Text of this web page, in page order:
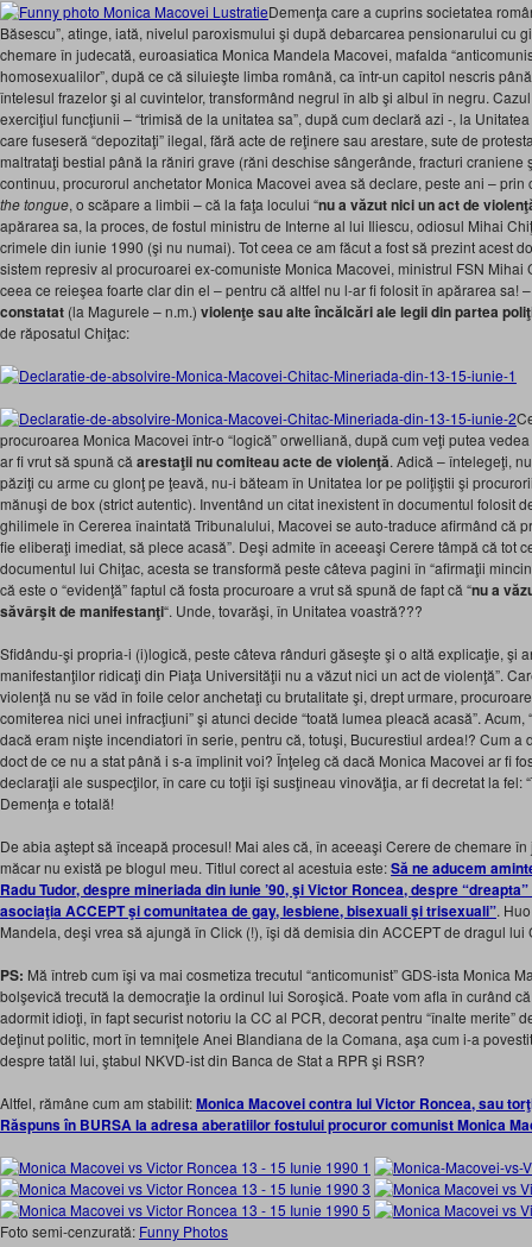
Demenţa care a cuprins societatea
Băsescu”, atinge, iată, nivelul paroxismului şi după debarcarea pensionarului cu
chemare în judecată, euroasiatica Monica Mandela Macovei, mafalda
homosexualilor”, după ce că siluieşte limba română, ca într-un capitol nescris
întelesul frazelor şi al cuvintelor, transformând negrul în alb şi albul în negru.
exerciţiul funcţiunii – “trimisă de la unitatea sa”, după cum declară azi -, la
care fuseseră “depozitaţi” ilegal, fără acte de reţinere sau arestare, sute de
maltrataţi bestial până la răniri grave (răni deschise sângerânde, fracturi craniene
continuu, procurorul anchetator Monica Macovei avea să declare, peste ani –
the tongue, o scăpare a limbii – că la faţa locului “nu a văzut nici un act de
apărarea sa, la proces, de fostul ministru de Interne al lui Iliescu, odiosul Mihai
crimele din iunie 1990 (şi nu numai). Tot ceea ce am făcut a fost să prezint acest
sistem represiv al procuroarei ex-comuniste Monica Macovei, ministrul FSN Mihai
ceea ce reieşea foarte clar din el – pentru că altfel nu l-ar fi folosit în apărarea sa!
constatat (la Magurele – n.m.) violenţe sau alte încălcări ale legii din partea
de răposatul Chiţac:
procuroarea Monica Macovei într-o “logică” orwelliană, după cum veţi putea
ar fi vrut să spună că arestaţii nu comiteau acte de violenţă. Adică – întelegeţi,
păziţi cu arme cu glonţ pe ţeavă, nu-i băteam în Unitatea lor pe poliţiştii şi
mănuşi de box (strict autentic). Inventând un citat inexistent în documentul folosit
ghilimele în Cererea înaintată Tribunalului, Macovei se auto-traduce afirmând că
fie eliberaţi imediat, să plece acasă”. Deşi admite în aceeaşi Cerere tâmpă că tot
documentul lui Chiţac, acesta se transformă peste câteva pagini în “afirmaţii
că este o “evidenţă” faptul că fosta procuroare a vrut să spună de fapt că “nu a
săvârşit de manifestanţi“. Unde, tovarăşi, în Unitatea voastră???
Sfidându-şi propria-i (i)logică, peste câteva rânduri găseşte şi o altă explicaţie, şi
manifestanţilor ridicaţi din Piaţa Universităţii nu a văzut nici un act de violenţă”.
violenţă nu se văd în foile celor anchetaţi cu brutalitate şi, drept urmare,
comiterea nici unei infracţiuni” şi atunci decide “toată lumea pleacă acasă”. Acum,
dacă eram nişte incendiatori în serie, pentru că, totuşi, Bucurestiul ardea!? Cum a
doct de ce nu a stat până i s-a împlinit voi? Înţeleg că dacă Monica Macovei ar fi
declaraţii ale suspecţilor, în care cu toţii îşi susţineau vinovăţia, ar fi decretat la fel:
Demenţa e totală!
De abia aştept să înceapă procesul! Mai ales că, în aceeaşi Cerere de chemare
măcar nu există pe blogul meu. Titlul corect al acestuia este:Să ne aducem
Radu Tudor, despre mineriada din iunie ’90, şi Victor Roncea, despre
asociaţia ACCEPT şi comunitatea de gay, lesbiene, bisexuali şi trisexuali”.
Mandela, deşi vrea să ajungă în Click (!), îşi dă demisia din ACCEPT de dragul lui
PS: Mă întreb cum îşi va mai cosmetiza trecutul “anticomunist” GDS-ista Monica
bolşevică trecută la democraţie la ordinul lui Soroşică. Poate vom afla în curând
adormit idioţi, în fapt securist notoriu la CC al PCR, decorat pentru “înalte merite”
deţinut politic, mort în temniţele Anei Blandiana de la Comana, aşa cum i-a
despre tatăl lui, ştabul NKVD-ist din Banca de Stat a RPR şi RSR?
Altfel, rămâne cum am stabilit:Monica Macovei contra lui Victor Roncea, sau
Răspuns în BURSA la adresa aberatiilor fostului procuror comunist Monica
Foto semi-cenzurată: Funny Photos